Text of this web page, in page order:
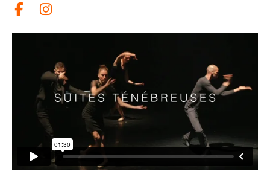
Link a facebook
Link a instagram